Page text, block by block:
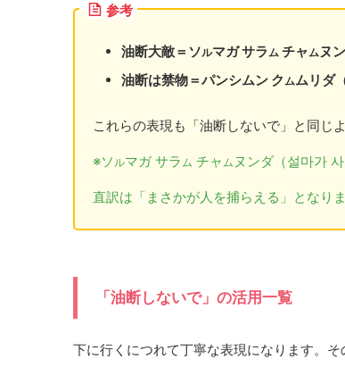
参考
油断大敵＝ソルマガ サラ ム チャ ム ヌ
油断は禁物＝パンシムン クムムリダ
これらの表現も「油断しないで」と同じ
※ソ ルマガ サラム チャム ヌンダ（설마가
直訳は「まさかが人を捕らえる」となりま
「油断しないで」の活用一覧
下に行くにつれて丁寧な表現になります。